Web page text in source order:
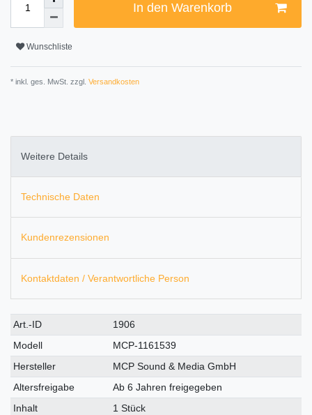
In den Warenkorb
Wunschliste
* inkl. ges. MwSt. zzgl. Versandkosten
Weitere Details
Technische Daten
Kundenrezensionen
Kontaktdaten / Verantwortliche Person
Technisches
Merkmal
Wert
Art.-ID
1906
Modell
MCP-1161539
Hersteller
MCP Sound & Media GmbH
Altersfreigabe
Ab 6 Jahren freigegeben
Inhalt
1 Stück